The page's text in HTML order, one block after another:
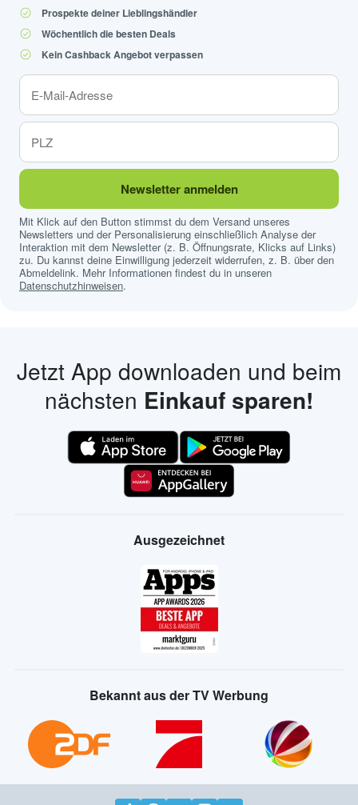
Prospekte deiner Lieblingshändler
Wöchentlich die besten Deals
Kein Cashback Angebot verpassen
Newsletter anmelden
Mit Klick auf den Button stimmst du dem Versand unseres
Newsletters und der Personalisierung einschließlich Analyse der
Interaktion mit dem Newsletter (z. B. Öffnungsrate, Klicks auf Links)
zu. Du kannst deine Einwilligung jederzeit widerrufen, z. B. über den
Abmeldelink. Mehr Informationen findest du in unseren
Datenschutzhinweisen.
Jetzt App downloaden und beim
nächsten Einkauf sparen!
Ausgezeichnet
Bekannt aus der TV Werbung